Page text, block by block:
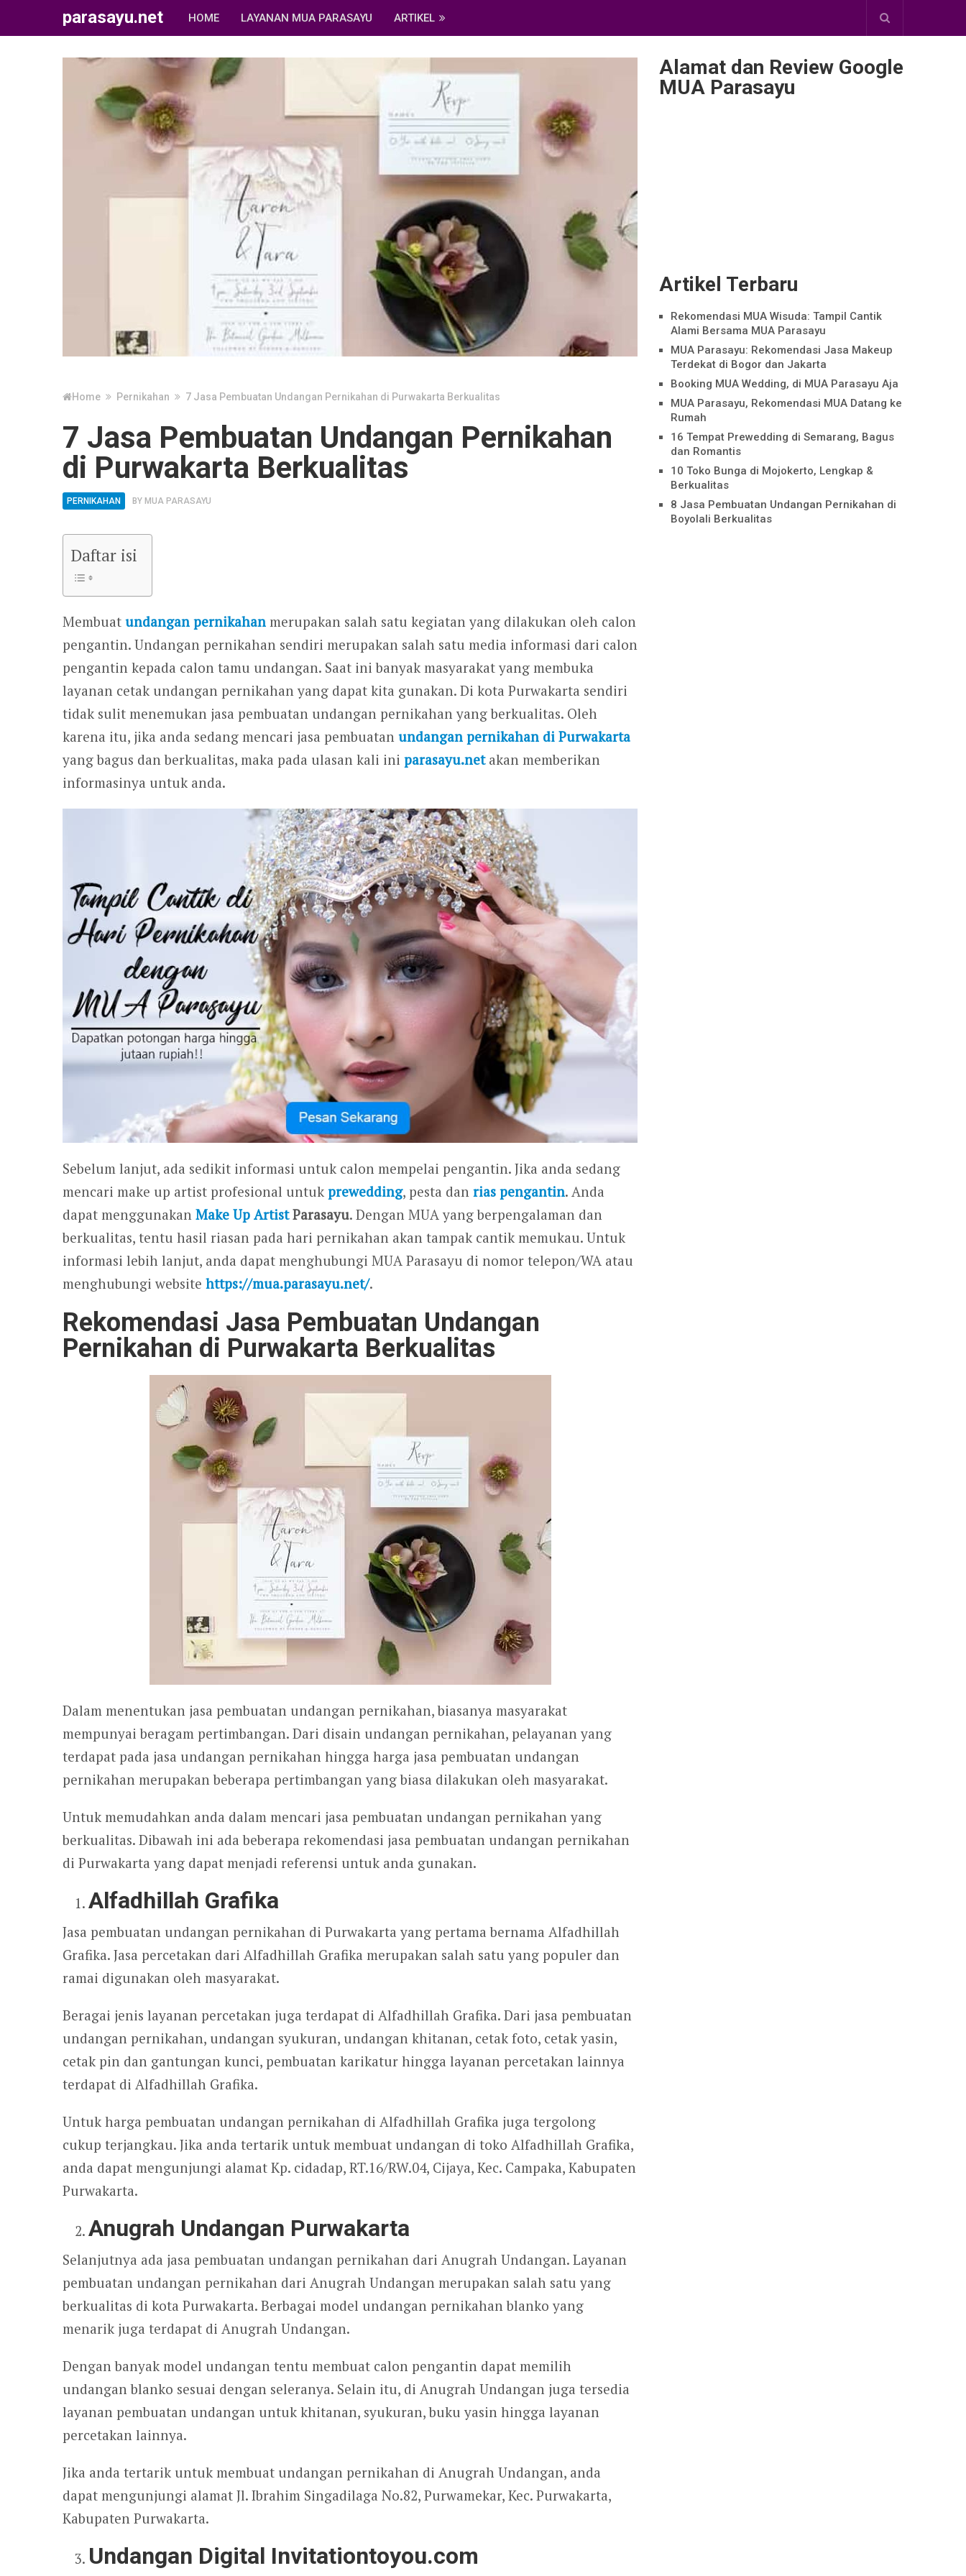
parasayu.net HOME LAYANAN MUA PARASAYU ARTIKEL
Home Pernikahan 7 Jasa Pembuatan Undangan Pernikahan di Purwakarta Berkualitas
7 Jasa Pembuatan Undangan Pernikahan
di Purwakarta Berkualitas
PERNIKAHAN BY MUA PARASAYU
Daftar isi
Membuat undangan pernikahan merupakan salah satu kegiatan yang dilakukan oleh calon
pengantin. Undangan pernikahan sendiri merupakan salah satu media informasi dari calon
pengantin kepada calon tamu undangan. Saat ini banyak masyarakat yang membuka
layanan cetak undangan pernikahan yang dapat kita gunakan. Di kota Purwakarta sendiri
tidak sulit menemukan jasa pembuatan undangan pernikahan yang berkualitas. Oleh
karena itu, jika anda sedang mencari jasa pembuatan undangan pernikahan di Purwakarta
yang bagus dan berkualitas, maka pada ulasan kali ini parasayu.netakan memberikan
informasinya untuk anda.
Sebelum lanjut, ada sedikit informasi untuk calon mempelai pengantin. Jika anda sedang
mencari make up artist profesional untuk prewedding, pesta dan rias pengantin. Anda
dapat menggunakan Make Up ArtistParasayu. Dengan MUA yang berpengalaman dan
berkualitas, tentu hasil riasan pada hari pernikahan akan tampak cantik memukau. Untuk
informasi lebih lanjut, anda dapat menghubungi MUA Parasayu di nomor telepon/WA atau
menghubungi website https://mua.parasayu.net/.
Rekomendasi Jasa Pembuatan Undangan
Pernikahan di Purwakarta Berkualitas
Dalam menentukan jasa pembuatan undangan pernikahan, biasanya masyarakat
mempunyai beragam pertimbangan. Dari disain undangan pernikahan, pelayanan yang
terdapat pada jasa undangan pernikahan hingga harga jasa pembuatan undangan
pernikahan merupakan beberapa pertimbangan yang biasa dilakukan oleh masyarakat.
Untuk memudahkan anda dalam mencari jasa pembuatan undangan pernikahan yang
berkualitas. Dibawah ini ada beberapa rekomendasi jasa pembuatan undangan pernikahan
di Purwakarta yang dapat menjadi referensi untuk anda gunakan.
Alfadhillah Grafika
Jasa pembuatan undangan pernikahan di Purwakarta yang pertama bernama Alfadhillah
Grafika. Jasa percetakan dari Alfadhillah Grafika merupakan salah satu yang populer dan
ramai digunakan oleh masyarakat.
Beragai jenis layanan percetakan juga terdapat di Alfadhillah Grafika. Dari jasa pembuatan
undangan pernikahan, undangan syukuran, undangan khitanan, cetak foto, cetak yasin,
cetak pin dan gantungan kunci, pembuatan karikatur hingga layanan percetakan lainnya
terdapat di Alfadhillah Grafika.
Untuk harga pembuatan undangan pernikahan di Alfadhillah Grafika juga tergolong
cukup terjangkau. Jika anda tertarik untuk membuat undangan di toko Alfadhillah Grafika,
anda dapat mengunjungi alamat Kp. cidadap, RT.16/RW.04, Cijaya, Kec. Campaka, Kabupaten
Purwakarta.
Anugrah Undangan Purwakarta
Selanjutnya ada jasa pembuatan undangan pernikahan dari Anugrah Undangan. Layanan
pembuatan undangan pernikahan dari Anugrah Undangan merupakan salah satu yang
berkualitas di kota Purwakarta. Berbagai model undangan pernikahan blanko yang
menarik juga terdapat di Anugrah Undangan.
Dengan banyak model undangan tentu membuat calon pengantin dapat memilih
undangan blanko sesuai dengan seleranya. Selain itu, di Anugrah Undangan juga tersedia
layanan pembuatan undangan untuk khitanan, syukuran, buku yasin hingga layanan
percetakan lainnya.
Jika anda tertarik untuk membuat undangan pernikahan di Anugrah Undangan, anda
dapat mengunjungi alamat Jl. Ibrahim Singadilaga No.82, Purwamekar, Kec. Purwakarta,
Kabupaten Purwakarta.
Undangan Digital Invitationtoyou.com
Alamat dan Review Google
MUA Parasayu
Artikel Terbaru
Rekomendasi MUA Wisuda: Tampil Cantik
Alami Bersama MUA Parasayu
MUA Parasayu: Rekomendasi Jasa Makeup
Terdekat di Bogor dan Jakarta
Booking MUA Wedding, di MUA Parasayu Aja
MUA Parasayu, Rekomendasi MUA Datang ke
Rumah
16 Tempat Prewedding di Semarang, Bagus
dan Romantis
10 Toko Bunga di Mojokerto, Lengkap &
Berkualitas
8 Jasa Pembuatan Undangan Pernikahan di
Boyolali Berkualitas